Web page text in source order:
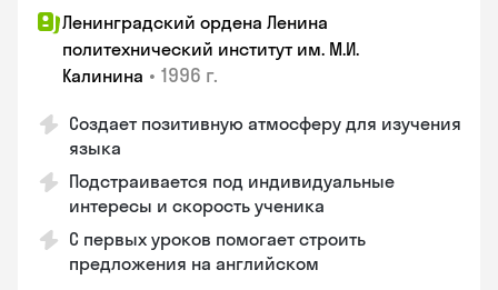
Ленинградский ордена Ленина
политехнический институт им. М.И.
Калинина • 1996 г.
Создает позитивную атмосферу для изучения
языка
Подстраивается под индивидуальные
интересы и скорость ученика
С первых уроков помогает строить
предложения на английском